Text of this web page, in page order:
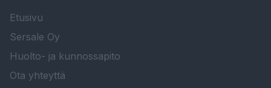
Etusivu
Sersale Oy
Huolto- ja kunnossapito
Ota yhteyttä